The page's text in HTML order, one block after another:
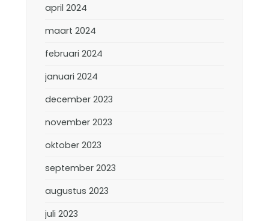
april 2024
maart 2024
februari 2024
januari 2024
december 2023
november 2023
oktober 2023
september 2023
augustus 2023
juli 2023